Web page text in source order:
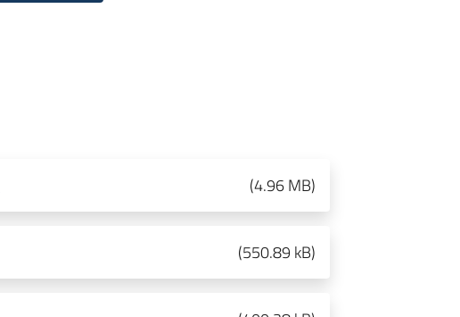
(4.96 MB)
(550.89 kB)